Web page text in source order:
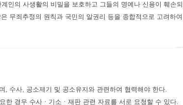
인의 사생활의 비밀을 보호하고 그들의 명예나 신용이 훼손
무죄추정의 원칙과 국민의 알권리 등을 종합적으로 고려하
수사, 공소제기 및 공소유지와 관련하여 협력해야 한다.
경우 수사ㆍ기소ㆍ재판 관련 자료를 서로 요청할 수 있다.